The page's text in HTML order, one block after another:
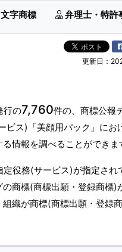
文字商標 弁理士・特許
更新日：
行の7,760件の、商標公報
ビス)「美顔用パック」にお
情報を調べることができま
役務(サービス)が指定され
商標(商標出願・登録商標)
織が商標(商標出願・登録